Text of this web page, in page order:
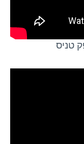
טניס